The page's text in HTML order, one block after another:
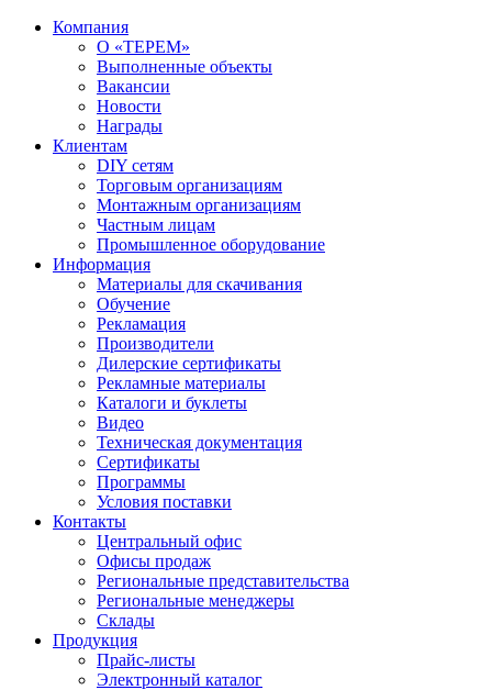
Компания
О «ТЕРЕМ»
Выполненные объекты
Вакансии
Новости
Награды
Клиентам
DIY сетям
Торговым организациям
Монтажным организациям
Частным лицам
Промышленное оборудование
Информация
Материалы для скачивания
Обучение
Рекламация
Производители
Дилерские сертификаты
Рекламные материалы
Каталоги и буклеты
Видео
Техническая документация
Сертификаты
Программы
Условия поставки
Контакты
Центральный офис
Офисы продаж
Региональные представительства
Региональные менеджеры
Склады
Продукция
Прайс-листы
Электронный каталог